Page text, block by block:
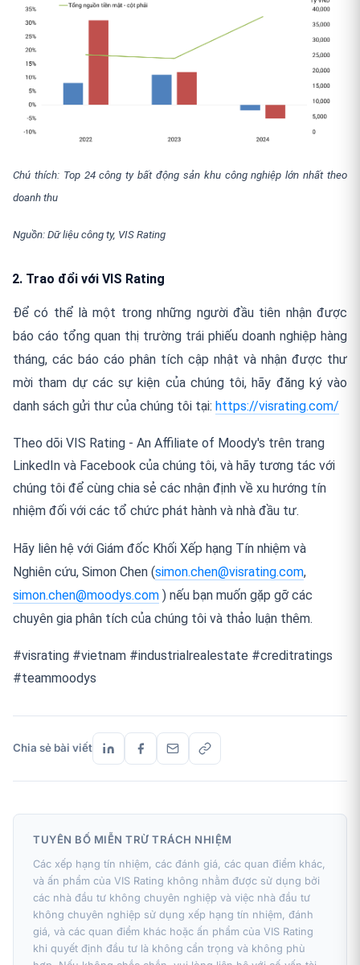
Chú thích: Top 24 công ty bất động sản khu công nghiệp lớn nhất theo
doanh thu
Nguồn: Dữ liệu công ty, VIS Rating
2. Trao đổi với VIS Rating
Để có thể là một trong những người đầu tiên nhận được
báo cáo tổng quan thị trường trái phiếu doanh nghiệp hàng
tháng, các báo cáo phân tích cập nhật và nhận được thư
mời tham dự các sự kiện của chúng tôi, hãy đăng ký vào
danh sách gửi thư của chúng tôi tại: https://visrating.com/
Theo dõi VIS Rating - An Affiliate of Moody's trên trang
LinkedIn và Facebook của chúng tôi, và hãy tương tác với
chúng tôi để cùng chia sẻ các nhận định về xu hướng tín
nhiệm đối với các tổ chức phát hành và nhà đầu tư.
Hãy liên hệ với Giám đốc Khối Xếp hạng Tín nhiệm và
Nghiên cứu, Simon Chen (simon.chen@visrating.com,
simon.chen@moodys.com ) nếu bạn muốn gặp gỡ các
chuyên gia phân tích của chúng tôi và thảo luận thêm.
#visrating #vietnam #industrialrealestate #creditratings
#teammoodys
Chia sẻ bài viết
TUYÊN BỐ MIỄN TRỪ TRÁCH NHIỆM
Các xếp hạng tín nhiệm, các đánh giá, các quan điểm khác,
và ấn phẩm của VIS Rating không nhằm được sử dụng bởi
các nhà đầu tư không chuyên nghiệp và việc nhà đầu tư
không chuyên nghiệp sử dụng xếp hạng tín nhiệm, đánh
giá, và các quan điểm khác hoặc ấn phẩm của VIS Rating
khi quyết định đầu tư là không cẩn trọng và không phù